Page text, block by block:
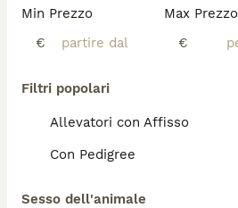
Min Prezzo
€
Max Prezzo
€
Filtri popolari
Allevatori con Affisso
Con Pedigree
Sesso dell'animale